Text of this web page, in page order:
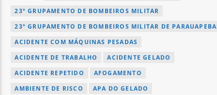
23º GRUPAMENTO DE BOMBEIROS MILITAR
23º GRUPAMENTO DE BOMBEIROS MILITAR DE
ACIDENTE COM MÁQUINAS PESADAS
ACIDENTE DE TRABALHO
ACIDENTE GELADO
ACIDENTE REPETIDO
AFOGAMENTO
AMBIENTE DE RISCO
APA DO GELADO